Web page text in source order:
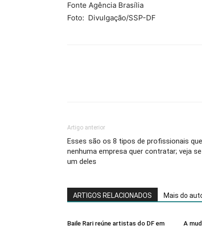
Fonte Agência Brasília
Foto: Divulgação/SSP-DF
Artigo anterior
Esses são os 8 tipos de profissionais que
nenhuma empresa quer contratar; veja
um deles
ARTIGOS RELACIONADOS Mais do
Baile Rari reúne artistas do DF em
A